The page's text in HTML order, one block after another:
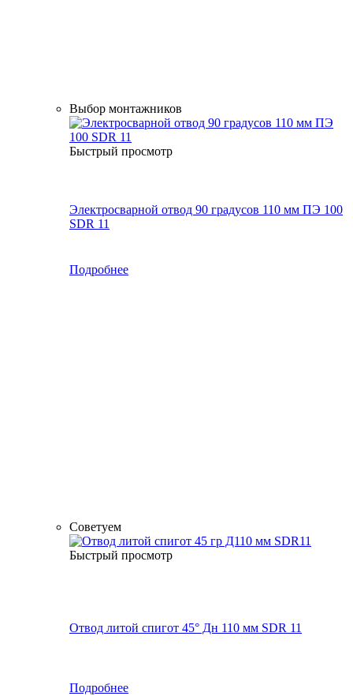
Выбор монтажников
Быстрый просмотр
Электросварной отвод 90 градусов 110 мм ПЭ 100
SDR 11
Подробнее
Советуем
Быстрый просмотр
Отвод литой спигот 45° Дн 110 мм SDR 11
Подробнее